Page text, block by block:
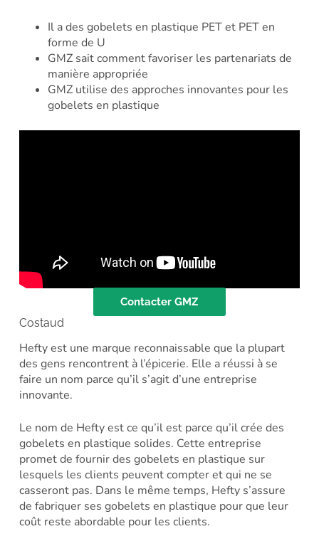
Il a des gobelets en plastique PET et PET en
forme de U
GMZ sait comment favoriser les partenariats de
manière appropriée
GMZ utilise des approches innovantes pour les
gobelets en plastique
Contacter GMZ
Costaud
Hefty est une marque reconnaissable que la plupart
des gens rencontrent à l’épicerie. Elle a réussi à se
faire un nom parce qu’il s’agit d’une entreprise
innovante.
Le nom de Hefty est ce qu’il est parce qu’il crée des
gobelets en plastique solides. Cette entreprise
promet de fournir des gobelets en plastique sur
lesquels les clients peuvent compter et qui ne se
casseront pas. Dans le même temps, Hefty s’assure
de fabriquer ses gobelets en plastique pour que leur
coût reste abordable pour les clients.